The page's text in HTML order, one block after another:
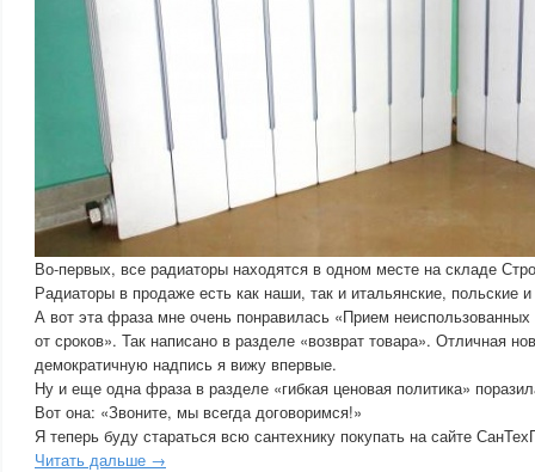
Во-первых, все радиаторы находятся в одном месте на складе
Радиаторы в продаже есть как наши, так и итальянские, польские
А вот эта фраза мне очень понравилась «Прием неиспользованных
от сроков». Так написано в разделе «возврат товара». Отличная
демократичную надпись я вижу впервые.
Ну и еще одна фраза в разделе «гибкая ценовая политика»
Вот она: «Звоните, мы всегда договоримся!»
Я теперь буду стараться всю сантехнику покупать на сайте
Читать дальше →